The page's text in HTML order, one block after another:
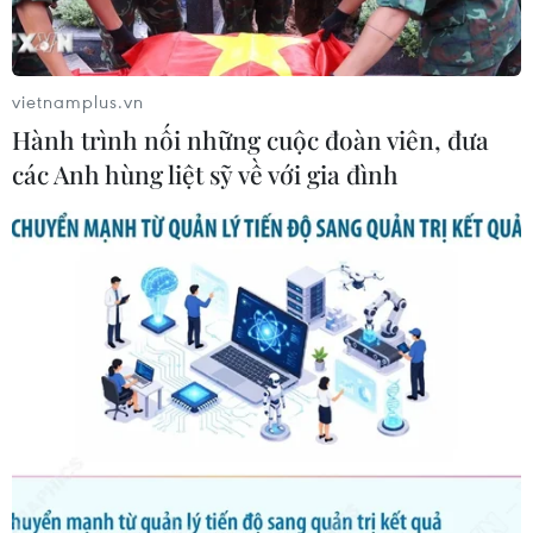
Australia phát hành tiền giấy có dấu hiệu
dành cho người khiếm thị
31/08/2016 04:35
Người khiếm thị ở Australia sẽ lần đầu tiên có thể nhận
biết được mệnh giá khác nhau của tiền giấy khi Ngân
hàng dự trữ Australia phát hành tiền giấy mệnh giá 5
vietnamplus.vn
Hành trình nối những cuộc đoàn viên, đưa
các Anh hùng liệt sỹ về với gia đình